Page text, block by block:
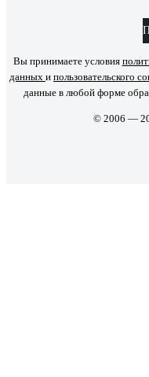
Вы принимаете условия
данных и пользовательского
данные в любой форме
© 2006 —